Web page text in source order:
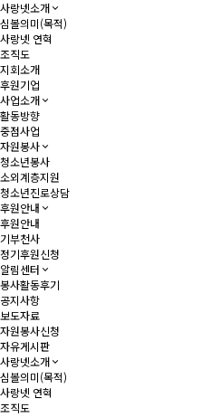
사랑넷소개
심볼의미(목적)
사랑넷 연혁
조직도
지회소개
후원기업
사업소개
활동방향
중점사업
자원봉사
청소년봉사
소외계층지원
청소년진로상담
후원안내
후원안내
기부천사
정기후원신청
알림센터
봉사활동후기
공지사항
보도자료
자원봉사신청
자유게시판
사랑넷소개
심볼의미(목적)
사랑넷 연혁
조직도